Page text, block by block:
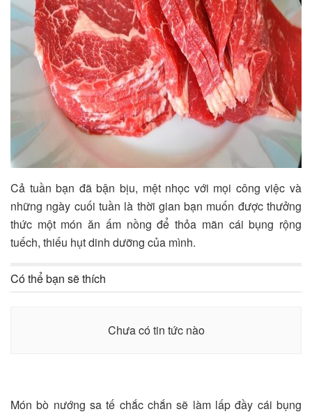
Cả tuần bạn đã bận bịu, mệt nhọc với mọi công việc và
những ngày cuối tuần là thời gian bạn muốn được thưởng
thức một món ăn ấm nồng để thỏa mãn cái bụng rộng
tuếch, thiếu hụt dinh dưỡng của mình.
Có thể bạn sẽ thích
Chưa có tin tức nào
Món bò nướng sa tế chắc chắn sẽ làm lấp đầy cái bụng